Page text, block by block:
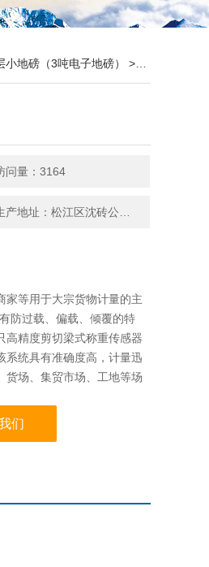
小地磅（3吨电子地磅） > DCS-XC-B电子地磅（双层）
问量：3164
家等用于大宗货物计量的主
防过载、偏载、倾覆的特
高精度剪切梁式称重传感器
系统具有准确度高，计量迅
货场、集贸市场、工地等场
们